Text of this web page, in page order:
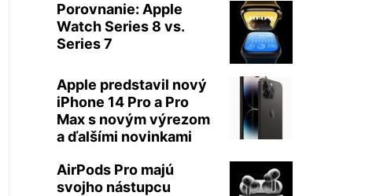
Porovnanie: Apple
Watch Series 8 vs.
Series 7
Apple predstavil nový
iPhone 14 Pro a Pro
Max s novým výrezom
a ďalšími novinkami
AirPods Pro majú
svojho nástupcu